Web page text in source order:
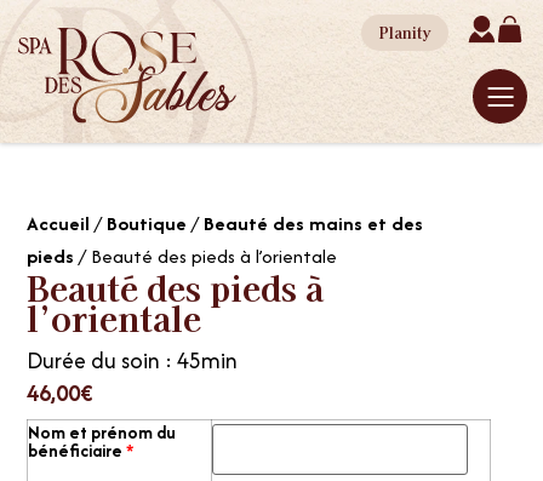
Planity
Accueil/Boutique/Beauté des mains et des
pieds/ Beauté des pieds à l’orientale
Beauté des pieds à
l’orientale
Durée du soin : 45min
46,00€
Nom et prénom du
bénéficiaire *